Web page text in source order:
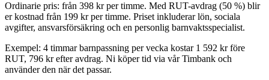
Ordinarie pris: från 398 kr per timme. Med RUT-avdrag (50 %) blir
er kostnad från 199 kr per timme. Priset inkluderar lön, sociala
avgifter, ansvarsförsäkring och en personlig barnvaktsspecialist.
Exempel: 4 timmar barnpassning per vecka kostar 1 592 kr före
RUT, 796 kr efter avdrag. Ni köper tid via vår Timbank och
använder den när det passar.